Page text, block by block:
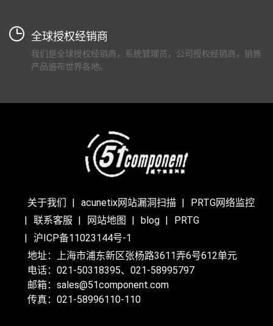
全球授权经销商
我们是全球授权经销商，系统管理员，公司授权经销商，销售
产品遍布世界各地。
关于我们 acunetix网站漏洞扫描
PRTG网络监控
联系客服
网站地图 blog
PRTG
沪ICP备11023144号-1
地址：上海市浦东新区张杨路3611弄6号612单元
电话：021-50318395、021-58995797
邮箱：sales@51component.com
传真：021-58996110-110